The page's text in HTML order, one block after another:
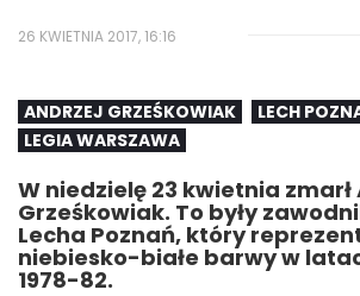
26 KWIETNIA 2017, 16:16
ANDRZEJ GRZEŚKOWIAK
LECH
LEGIA WARSZAWA
W niedzielę 23 kwietnia zmarł
Grześkowiak. To były
Lecha Poznań, który
niebiesko-białe barwy w
1978-82.